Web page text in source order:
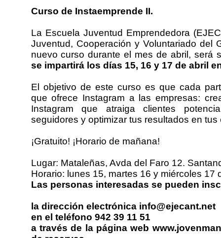
Curso de Instaemprende II.
La Escuela Juventud Emprendedora
Juventud, Cooperación y Voluntariado del
nuevo curso durante el mes de abril, será
se impartirá los días 15, 16 y 17 de abril
El objetivo de este curso es que cada
que ofrece Instagram a las empresas:
Instagram que atraiga clientes
seguidores y optimizar tus resultados en
¡Gratuito! ¡Horario de mañana!
Lugar: Mataleñas, Avda del Faro 12.
Horario: lunes 15, martes 16 y miércoles 17
Las personas interesadas se pueden
la dirección electrónica info@ejecant.net
en el teléfono 942 39 11 51
a través de la página web